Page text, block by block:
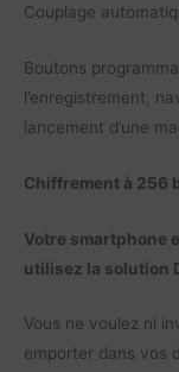
Couplage
Boutons
l’enregistrement,
lancement d’une
Chiffrement à 256
Votre smartphone
utilisez la solution
Vous ne voulez ni
emporter dans vos